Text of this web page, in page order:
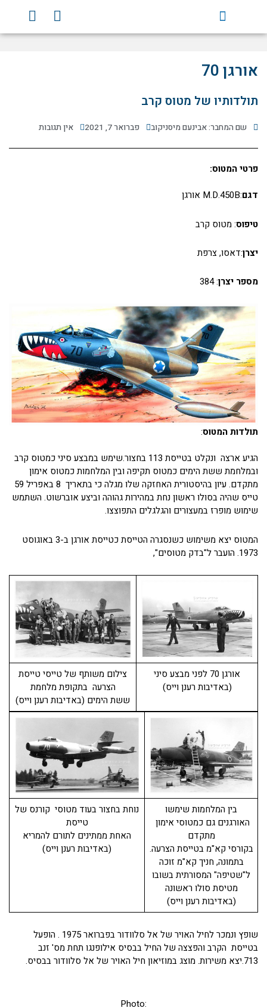
F
a
c
Y
o
u
אורגן 70
תולדותיו של מטוס קרב
שם המחבר: אבינעם מיסניקוב פברואר 7, 2021 אין תגובות
פרטי המטוס:
דגם:M.D.450B אורגן
טיפוס: מטוס קרב
יצרן:דאסו, צרפת
מספר יצרן: 384
תולדות המטוס:
הגיע ארצה ונקלט בטייסת 113 בחצור.שימש במבצע סיני כמטוס קרב
ובמלחמת ששת הימים כמטוס תקיפה ובין המלחמות כמטוס אימון
טייס שהיה בסולו ראשון נחת במהירות גהוהה וביצע אוברשוט. השתמש
שימוש מופרז במעצורים והגלגלים התפוצצו.
המטוס יצא משימוש כשנסגרה הטייסת כטייסת אורגן ב-3 באוגוסט
1973. הועבר ל"בדק מטוסים",
אורגן 70 לפני מבצע סיני
(באדיבות רענן וייס)
צילום משותף של טייסי טייסת
הצרעה בתקופת מלחמת
ששת הימים (באדיבות רענן וייס)
בין המלחמות שימשו
האורגנים גם כמטוסי אימון
מתקדם
בקורסי קא"מ בטייסת הצרעה.
בתמונה, חניך קא"מ זוכה
ל"שטיפה" המסורתית בשובו
מטיסת סולו ראשונה
(באדיבות רענן וייס)
נוחת בחצור בעוד מטוסי קורנס של
טייסת
האחת ממתינים לתורם להמריא
(באדיבות רענן וייס)
שופץ ונמכר לחיל האויר של אל סלוודור בפברואר 1975 . הופעל
בטייסת הקרב והפצצה של החיל בבסיס אילופנגו תחת מס' זנב
713.יצא משירות. מוצג במוזיאון חיל האויר של אל סלוודור בבסיס.
Photo: